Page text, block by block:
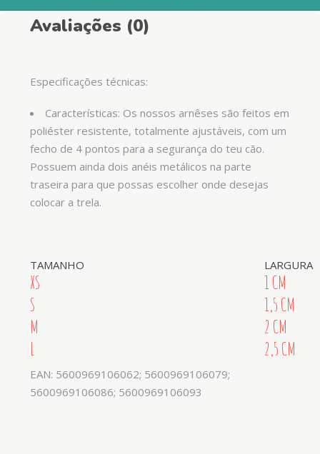
Avaliações (0)
Especificações técnicas:
Características: Os nossos arnêses são feitos em
poliéster resistente, totalmente ajustáveis, com um
fecho de 4 pontos para a segurança do teu cão.
Possuem ainda dois anéis metálicos na parte
traseira para que possas escolher onde desejas
colocar a trela.
TAMANHO LARGURA
XS
1 CM
S
1,5 CM
M
2 CM
L
2,5 CM
EAN: 5600969106062; 5600969106079;
5600969106086; 5600969106093